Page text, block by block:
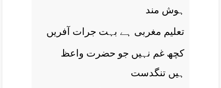
ہوش مند
تعليم مغربی ہے بہت جرات آفريں
کچھ غم نہيں جو حضرت واعظ
ہيں تنگدست